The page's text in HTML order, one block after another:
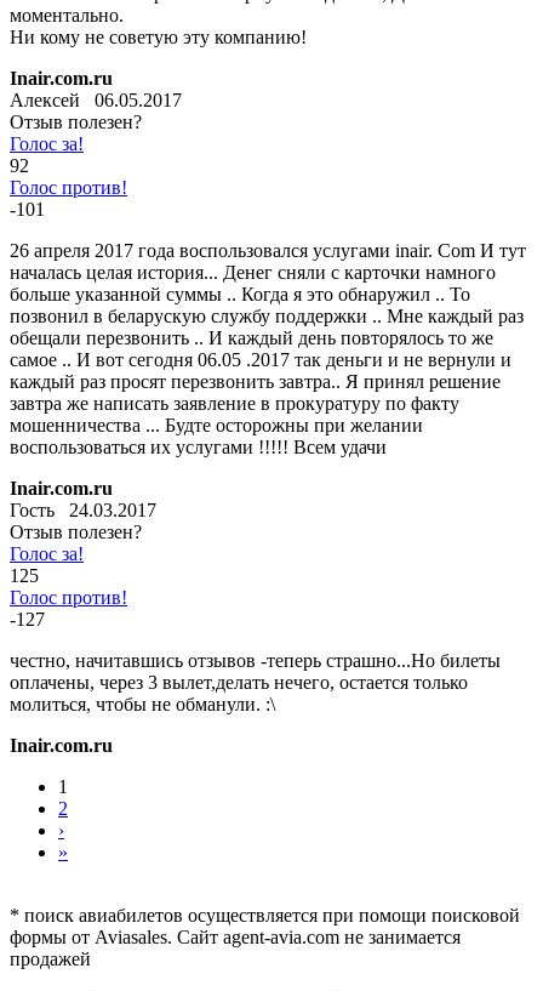
моментально.
Ни кому не советую эту компанию!
Inair.com.ru
Алексей 06.05.2017
Отзыв полезен?
Голос за!
92
Голос против!
-101
26 апреля 2017 года воспользовался услугами inair. Com И тут
началась целая история... Денег сняли с карточки намного
больше указанной суммы .. Когда я это обнаружил .. То
позвонил в беларускую службу поддержки .. Мне каждый раз
обещали перезвонить .. И каждый день повторялось то же
самое .. И вот сегодня 06.05 .2017 так деньги и не вернули и
каждый раз просят перезвонить завтра.. Я принял решение
завтра же написать заявление в прокуратуру по факту
мошенничества ... Будте осторожны при желании
воспользоваться их услугами !!!!! Всем удачи
Inair.com.ru
Гость 24.03.2017
Отзыв полезен?
Голос за!
125
Голос против!
-127
честно, начитавшись отзывов -теперь страшно...Но билеты
оплачены, через 3 вылет,делать нечего, остается только
молиться, чтобы не обманули. :\
Inair.com.ru
1
2
›
»
* поиск авиабилетов осуществляется при помощи поисковой
формы от Aviasales. Сайт agent-avia.com не занимается
продажей